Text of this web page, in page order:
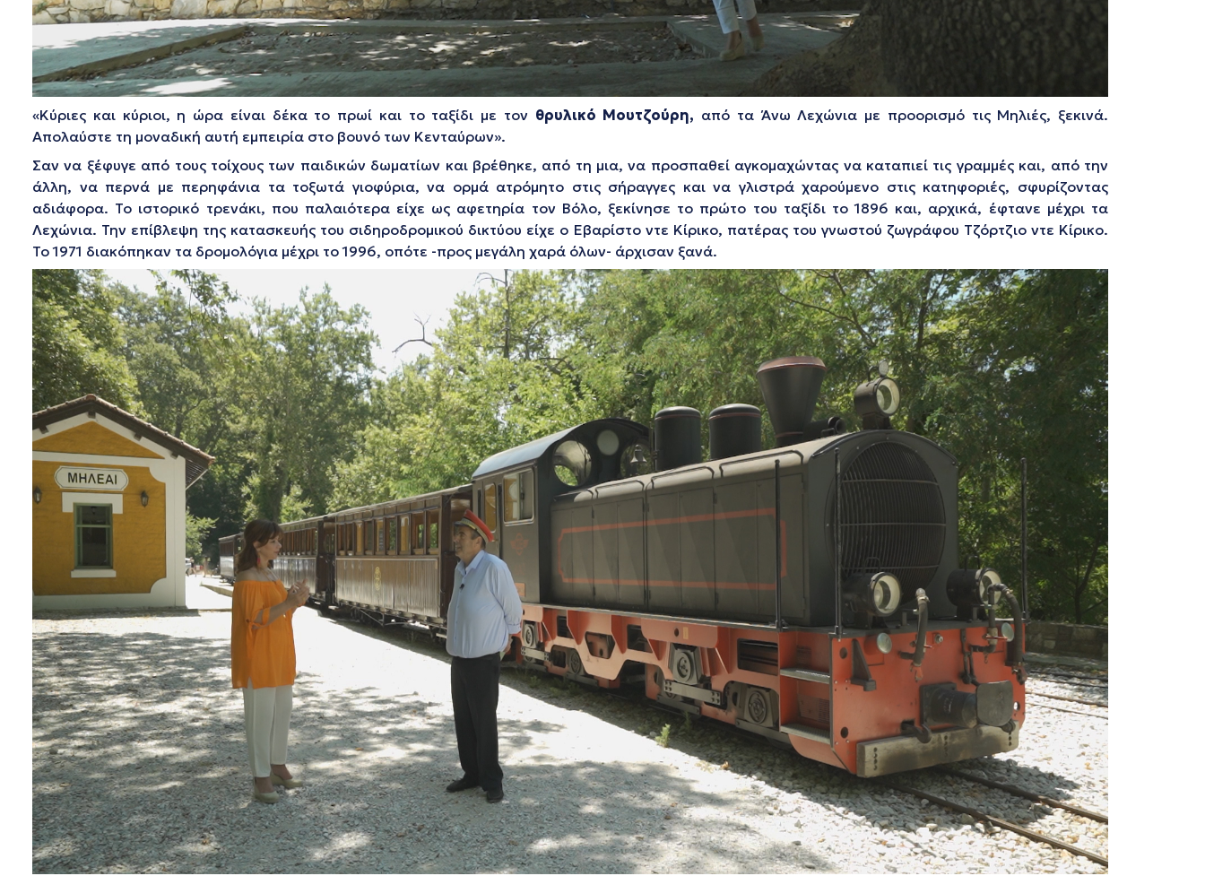
«Κύριες και κύριοι, η ώρα είναι δέκα το πρωί και το ταξίδι με τον θρυλικό Μουτζούρη, από τα Άνω Λεχώνια με προορισμό τις Μηλιές, ξεκινά.
Απολαύστε τη μοναδική αυτή εμπειρία στο βουνό των Κενταύρων».
Σαν να ξέφυγε από τους τοίχους των παιδικών δωματίων και βρέθηκε, από τη μια, να προσπαθεί αγκομαχώντας να καταπιεί τις γραμμές και, από την
άλλη, να περνά με περηφάνια τα τοξωτά γιοφύρια, να ορμά ατρόμητο στις σήραγγες και να γλιστρά χαρούμενο στις κατηφοριές, σφυρίζοντας
αδιάφορα. Το ιστορικό τρενάκι, που παλαιότερα είχε ως αφετηρία τον Βόλο, ξεκίνησε το πρώτο του ταξίδι το 1896 και, αρχικά, έφτανε μέχρι τα
Λεχώνια. Την επίβλεψη της κατασκευής του σιδηροδρομικού δικτύου είχε ο Εβαρίστο ντε Κίρικο, πατέρας του γνωστού ζωγράφου Τζόρτζιο ντε Κίρικο.
Το 1971 διακόπηκαν τα δρομολόγια μέχρι το 1996, οπότε -προς μεγάλη χαρά όλων- άρχισαν ξανά.